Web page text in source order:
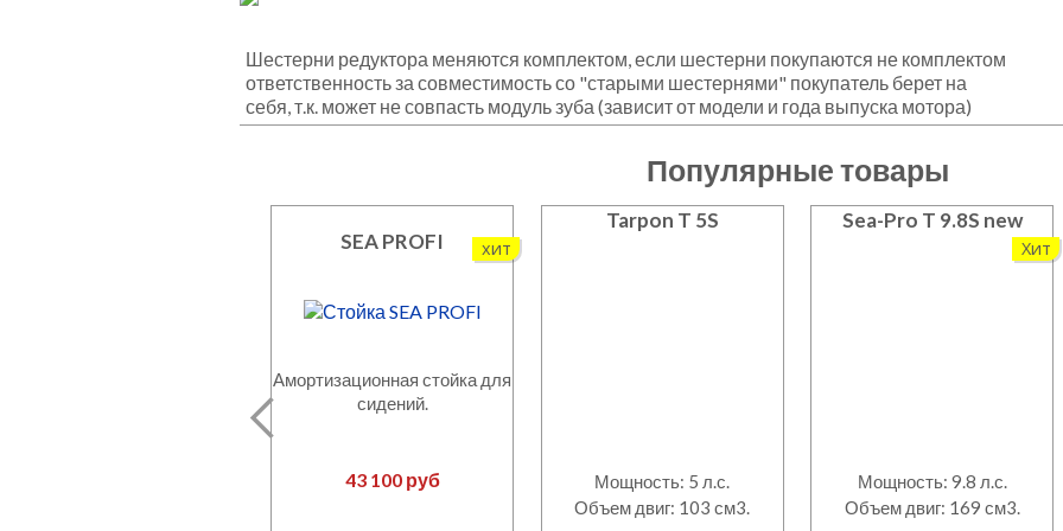
Шестерни редуктора меняются комплектом, если шестерни покупаются не комплектом
ответственность за совместимость со "старыми шестернями" покупатель берет на
себя, т.к. может не совпасть модуль зуба (зависит от модели и года выпуска мотора)
Популярные товары
SEA PROFI
Амортизационная стойка для
сидений.
43 100 руб
хит
Tarpon T 5S
Мощность: 5 л.с.
Объем двиг: 103 см3.
Sea-Pro T 9.8S new
Мощность: 9.8 л.с.
Объем двиг: 169 см3.
Хит